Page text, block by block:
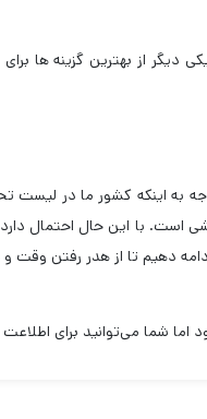
از بهترین گزینه ها
به اینکه کشور ما در لیست
است. با این حال احتمال
دهیم تا از هدر رفتن وقت
شما می‌توانید برای